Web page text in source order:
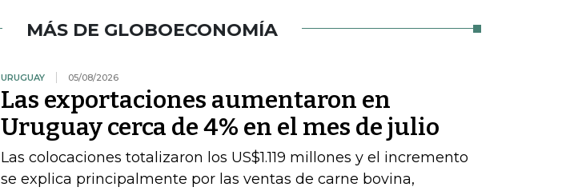
MÁS DE GLOBOECONOMÍA
URUGUAY 05/08/2026
Las exportaciones aumentaron en
Uruguay cerca de 4% en el mes de julio
Las colocaciones totalizaron los US$1.119 millones y el incremento
se explica principalmente por las ventas de carne bovina,